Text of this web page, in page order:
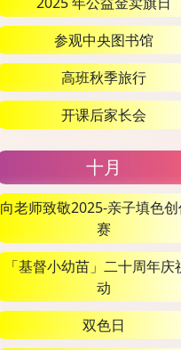
参观中央图书馆
高班秋季旅行
开课后家长会
十月
向老师致敬2025-亲子填色
赛
「基督小幼苗」二十周年庆
动
双色日